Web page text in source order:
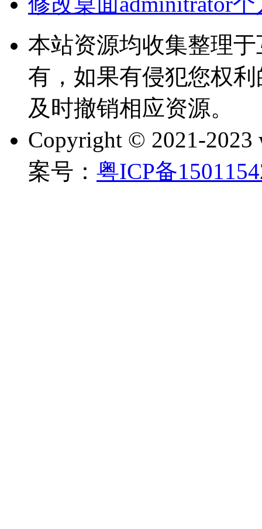
本站资源均收集整理
有，如果有侵犯您权
及时撤销相应资源。
Copyright © 2021-2023
案号： 粤ICP备